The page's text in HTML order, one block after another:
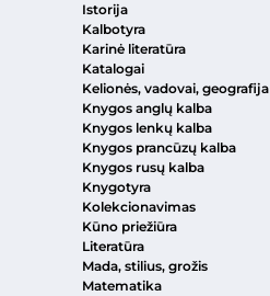
Istorija
Kalbotyra
Karinė literatūra
Katalogai
Kelionės, vadovai, geografija
Knygos anglų kalba
Knygos lenkų kalba
Knygos prancūzų kalba
Knygos rusų kalba
Knygotyra
Kolekcionavimas
Kūno priežiūra
Literatūra
Mada, stilius, grožis
Matematika